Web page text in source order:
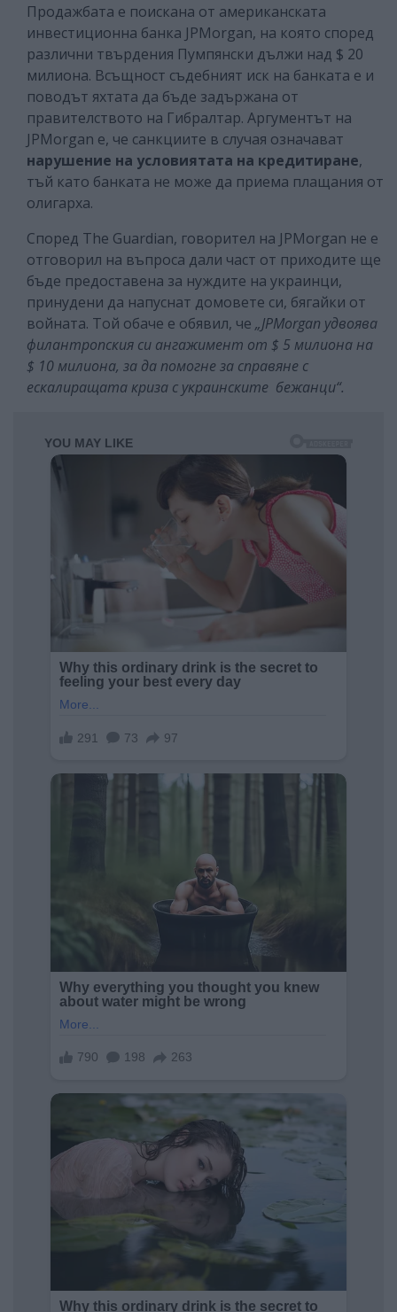
Продажбата е поискана от американската
инвестиционна банка JPMorgan, на която според
различни твърдения Пумпянски дължи над $ 20
милиона. Всъщност съдебният иск на банката е и
поводът яхтата да бъде задържана от
правителството на Гибралтар. Аргументът на
JPMorgan е, че санкциите в случая означават
нарушение на условиятата на кредитиране,
тъй като банката не може да приема плащания от
олигарха.
Според The ​​Guardian, говорител на JPMorgan не е
отговорил на въпроса дали част от приходите ще
бъде предоставена за нуждите на украинци,
принудени да напуснат домовете си, бягайки от
войната. Той обаче е обявил, че „JPMorgan удвоява
филантропския си ангажимент от $ 5 милиона на
$ 10 милиона, за да помогне за справяне с
ескалиращата криза с украинските бежанци“.